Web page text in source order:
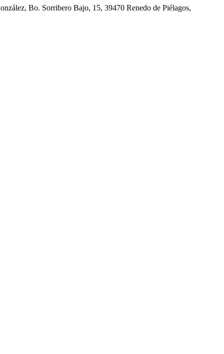
Bo. Sorribero Bajo, 15, 39470 Renedo de Piélagos,